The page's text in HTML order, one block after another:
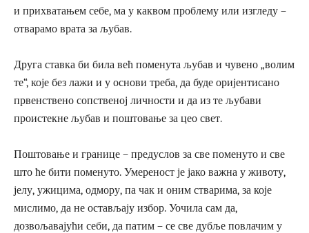
и прихватањем себе, ма у каквом проблему или изгледу –
отварамо врата за љубав.
Друга ставка би била већ поменута љубав и чувено „волим
те“, које без лажи и у основи треба, да буде оријентисано
првенствено сопственој личности и да из те љубави
проистекне љубав и поштовање за цео свет.
Поштовање и границе – предуслов за све поменуто и све
што ће бити поменуто. Умереност је јако важна у животу,
јелу, ужицима, одмору, па чак и оним стварима, за које
мислимо, да не остављају избор. Уочила сам да,
дозвољавајући себи, да патим – се све дубље повлачим у